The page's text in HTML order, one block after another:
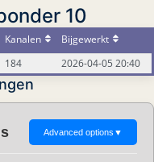
10
Kanalen
Bijgewerkt
184 2026-04-05 20:40
Advanced options ▼